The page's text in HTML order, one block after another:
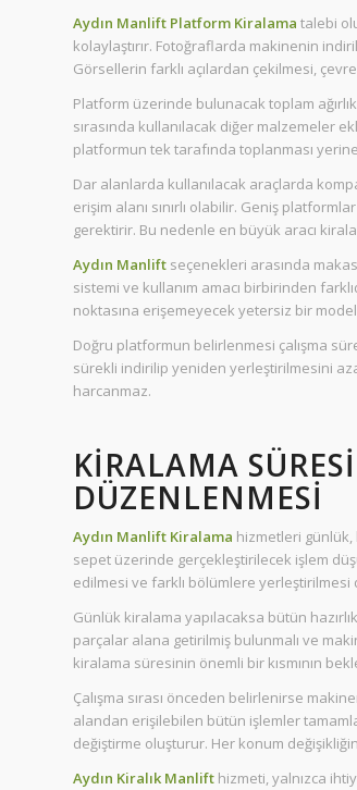
Aydın Manlift Platform Kiralama talebi
kolaylaştırır. Fotoğraflarda makinenin
Görsellerin farklı açılardan çekilmesi,
Platform üzerinde bulunacak toplam ağırlık
sırasında kullanılacak diğer malzemeler
platformun tek tarafında toplanması
Dar alanlarda kullanılacak araçlarda
erişim alanı sınırlı olabilir. Geniş
gerektirir. Bu nedenle en büyük aracı
Aydın Manlift seçenekleri arasında
sistemi ve kullanım amacı birbirinden
noktasına erişemeyecek yetersiz bir
Doğru platformun belirlenmesi çalışma
sürekli indirilip yeniden yerleştirilmesini
harcanmaz.
KIRALAMA
DÜZENLENMESI
Aydın Manlift Kiralama hizmetleri günlük,
sepet üzerinde gerçekleştirilecek işlem
edilmesi ve farklı bölümlere yerleştirilmesi
Günlük kiralama yapılacaksa bütün
parçalar alana getirilmiş bulunmalı ve
kiralama süresinin önemli bir kısmının
Çalışma sırası önceden belirlenirse
alandan erişilebilen bütün işlemler
değiştirme oluşturur. Her konum
Aydın Kiralık Manlift hizmeti, yalnızca